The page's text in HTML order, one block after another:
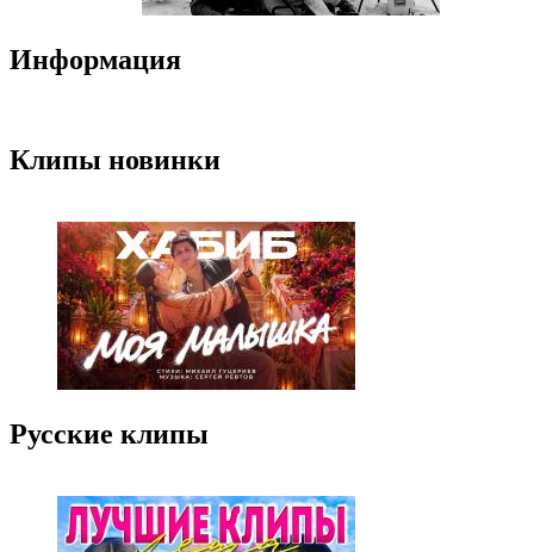
Информация
Клипы новинки
Русские клипы